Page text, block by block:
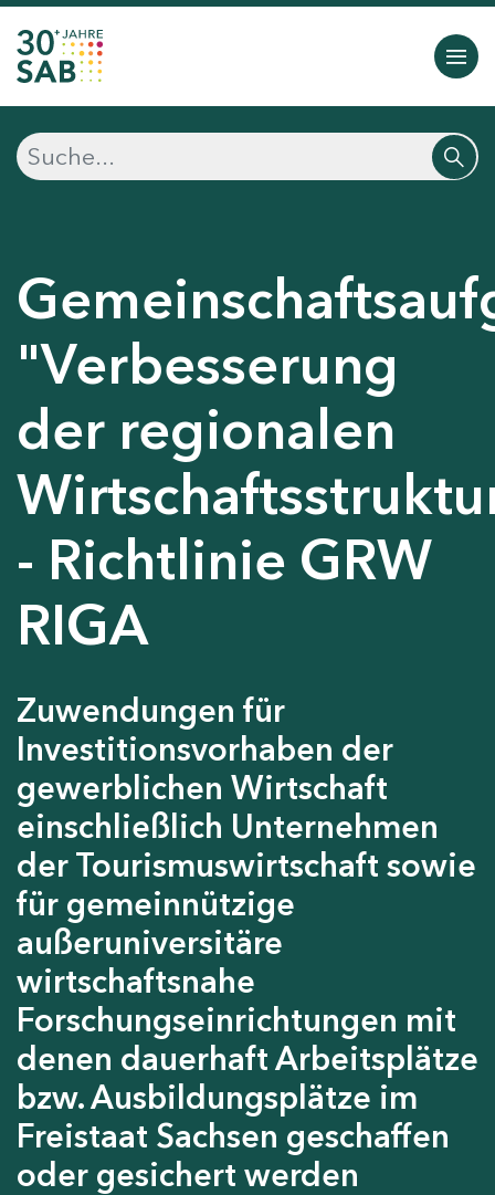
"Verbesserung
der regionalen
- Richtlinie GRW
RIGA
Zuwendungen für
Investitionsvorhaben der
gewerblichen Wirtschaft
einschließlich Unternehmen
der Tourismuswirtschaft sowie
für gemeinnützige
außeruniversitäre
wirtschaftsnahe
Forschungseinrichtungen mit
denen dauerhaft Arbeitsplätze
bzw. Ausbildungsplätze im
Freistaat Sachsen geschaffen
oder gesichert werden